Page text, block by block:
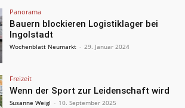
Panorama
Bauern blockieren Logistiklager bei
Ingolstadt
Wochenblatt Neumarkt - 29. Januar 2024
Freizeit
Wenn der Sport zur Leidenschaft wird
Susanne Weigl - 10. September 2025